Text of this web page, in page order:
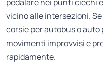
vicino alle intersezioni.
corsie per autobus o
movimenti improvvisi e
rapidamente.